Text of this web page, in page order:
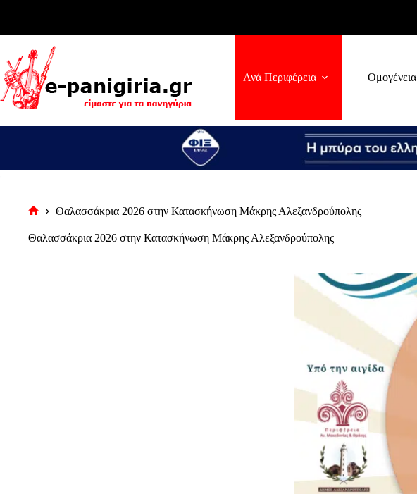
Ανά Περιφέρεια Ομογένεια
σελίδα
Θαλασσάκρια 2026 στην Κατασκήνωση Μάκρης Αλεξανδρούπολης
Θαλασσάκρια 2026 στην Κατασκήνωση Μάκρης Αλεξανδρούπολης